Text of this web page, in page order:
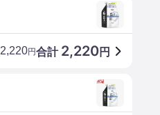
合計 2,220円
2,220円